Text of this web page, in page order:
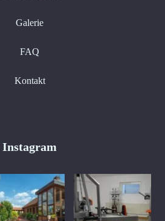
Galerie
FAQ
Kontakt
Instagram